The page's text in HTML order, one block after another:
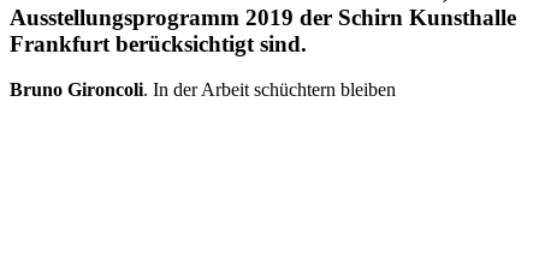
Ausstellungsprogramm 2019 der Schirn Kunsthalle
Frankfurt berücksichtigt sind.
Bruno Gironcoli. In der Arbeit schüchtern bleiben